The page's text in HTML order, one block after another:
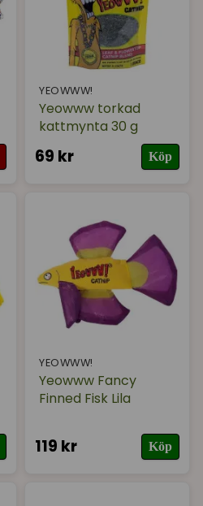
YEOWWW!
Yeowww torkad
kattmynta 30 g
69 kr Köp
YEOWWW!
Yeowww Fancy
Finned Fisk Lila
119 kr Köp